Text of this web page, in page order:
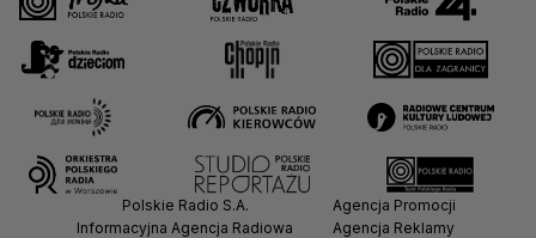
Polskie Radio S.A.
Informacyjna Agencja Radiowa
Agencja Promocji
Agencja Reklamy